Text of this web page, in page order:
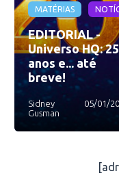
MATÉRIAS
EDITORIAL -
Universo HQ: 25
anos e... até
breve!
Sidney
Gusman
05/01/